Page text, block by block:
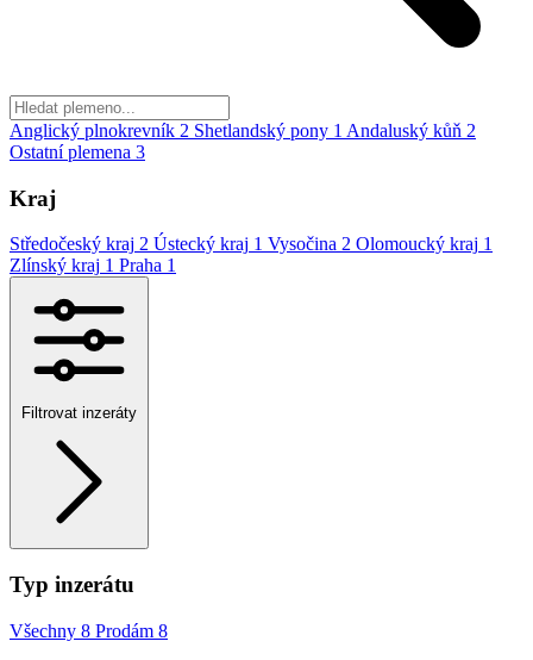
Anglický plnokrevník 2 Shetlandský pony 1 Andaluský kůň 2
Ostatní plemena 3
Kraj
Středočeský kraj 2 Ústecký kraj 1 Vysočina 2 Olomoucký kraj 1
Zlínský kraj 1 Praha 1
Filtrovat inzeráty
Typ inzerátu
Všechny 8 Prodám 8